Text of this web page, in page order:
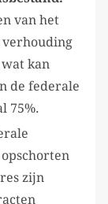
van het
kan
de federale
75%.
zijn